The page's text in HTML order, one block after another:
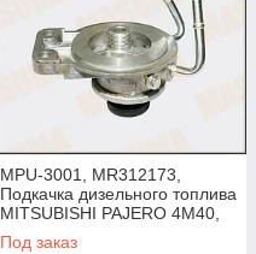
MPU-3001, MR312173,
Подкачка дизельного топлива
MITSUBISHI PAJERO 4M40,
DELICA 4D56, MASUMA
Под заказ